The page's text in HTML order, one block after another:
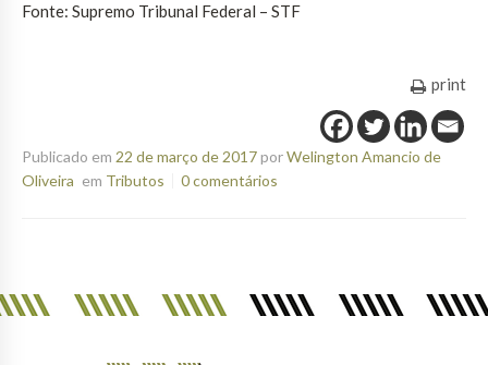
Fonte: Supremo Tribunal Federal – STF
print
Publicado em 22 de março de 2017porWelington Amancio de
Oliveira em Tributos 0 comentários